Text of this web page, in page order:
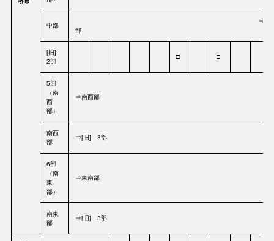
中部
⇒[旧]
部
[旧]
2部
□ □
5部
（南
西
部）
⇒南西部
南西
部
⇒[旧] 3部
6部
（南
東
部）
⇒東南部
南東
部
⇒[旧] 3部